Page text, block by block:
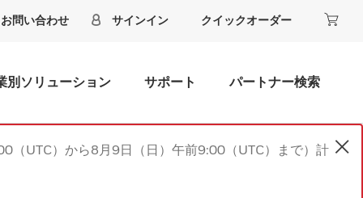
お問い合わせ サインイン クイックオーダー
別ソリューション サポート パートナー検索
（UTC）から8月9日（日）午前9:00（UTC）まで）計